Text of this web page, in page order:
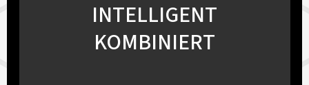
INTELLIGENT
KOMBINIERT